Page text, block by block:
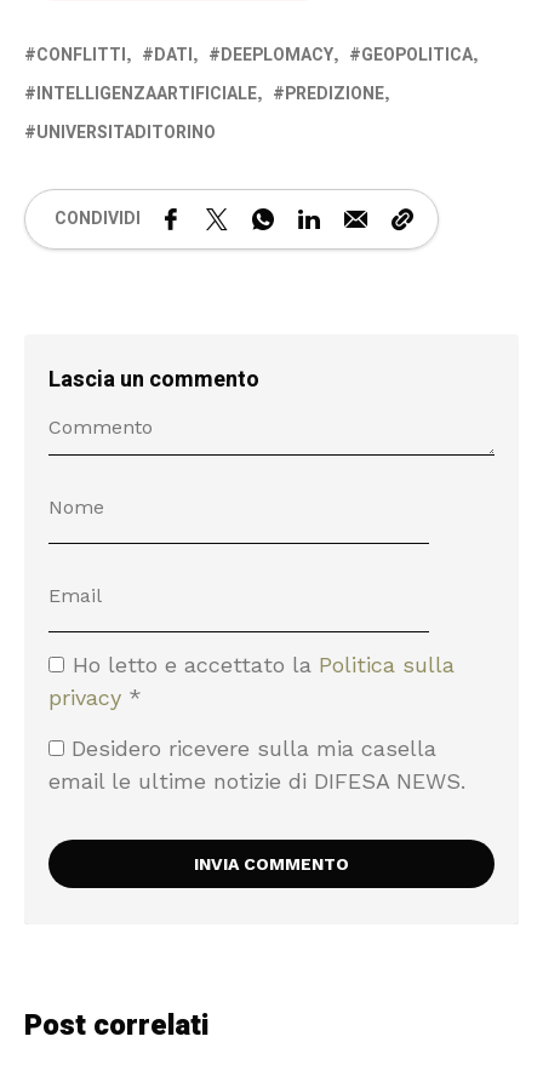
CONFLITTI DATI DEEPLOMACY
GEOPOLITICA
INTELLIGENZAARTIFICIALE
PREDIZIONE
UNIVERSITADITORINO
CONDIVIDI
Lascia un commento
Ho letto e accettato la Politica sulla
privacy *
Desidero ricevere sulla mia casella
email le ultime notizie di DIFESA NEWS.
Post correlati